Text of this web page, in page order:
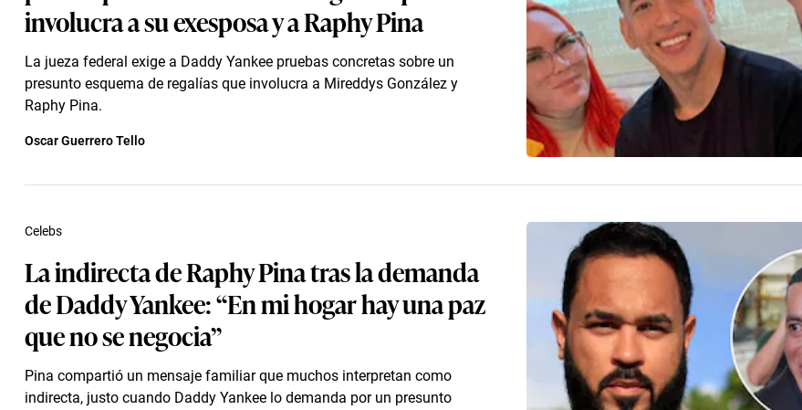
involucra a su exesposa y a Raphy Pina
La jueza federal exige a Daddy Yankee pruebas concretas sobre un
presunto esquema de regalías que involucra a Mireddys González y
Raphy Pina.
Oscar Guerrero Tello
La indirecta de Raphy Pina tras la demanda
de Daddy Yankee: “En mi hogar hay una paz
que no se negocia”
Pina compartió un mensaje familiar que muchos interpretan como
indirecta, justo cuando Daddy Yankee lo demanda por un presunto
Celebs